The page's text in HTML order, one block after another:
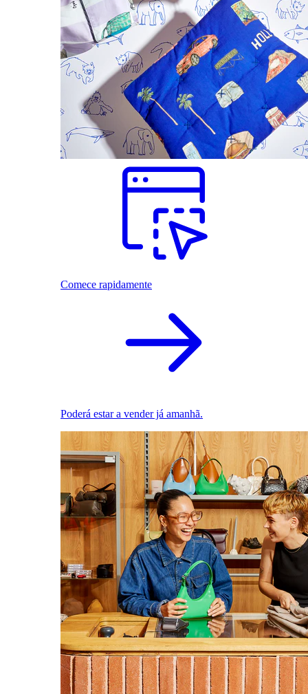
Comece rapidamente
Poderá estar a vender já amanhã.